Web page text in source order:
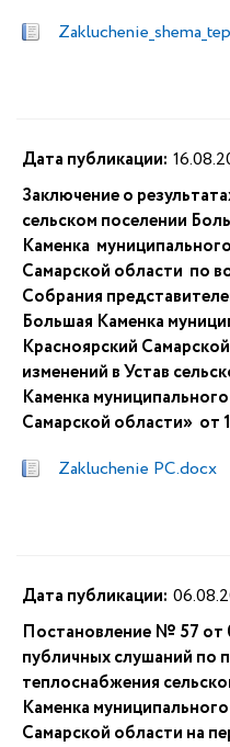
Дата публикации:
Заключение о
сельском поселении
Каменка
Самарской области по
Собрания
Большая Каменка
Красноярский
изменений в Устав
Каменка
Самарской области» от
Zakluchenie PC.docx
Дата публикации:
Постановление № 57 от
публичных слушаний по
теплоснабжения
Каменка
Самарской области на